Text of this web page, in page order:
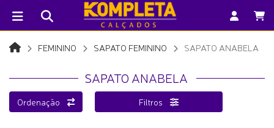
FEMININO SAPATO FEMININO SAPATO ANABELA
SAPATO ANABELA
Ordenação Filtros